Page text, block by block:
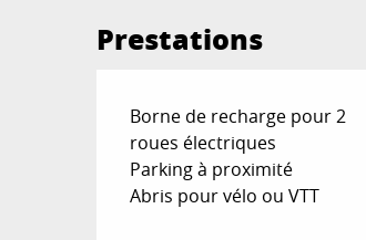
Prestations
Borne de recharge pour 2
roues électriques
Parking à proximité
Abris pour vélo ou VTT